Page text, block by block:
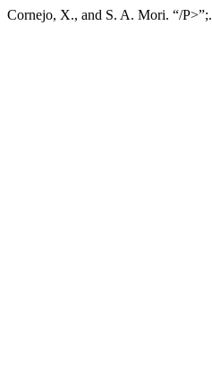
Cornejo, X., and S. A. Mori. “/P>”;.